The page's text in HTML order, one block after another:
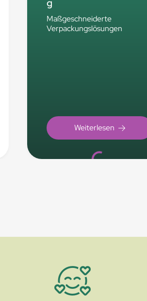
Loading...
g
Maßgeschneiderte
Verpackungslösungen